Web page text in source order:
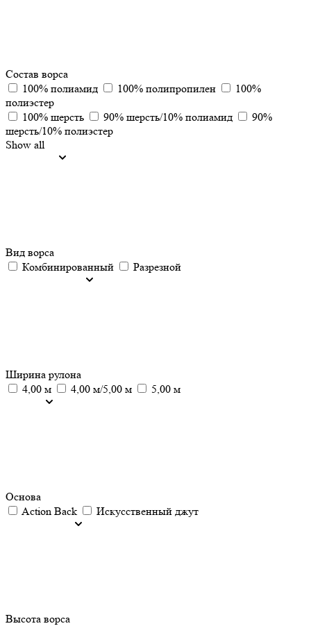
Состав ворса
100% полиамид
100% полипропилен
100%
полиэстер
100% шерсть
90% шерсть/10% полиамид
90%
шерсть/10% полиэстер
Show all
Вид ворса
Комбинированный
Разрезной
Ширина рулона
4,00 м
4,00 м/5,00 м 5,00 м
Основа
Action Back
Искусственный джут
Высота ворса